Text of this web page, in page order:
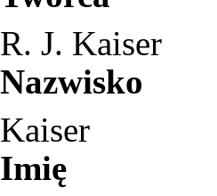
R. J. Kaiser
Nazwisko
Kaiser
Imię